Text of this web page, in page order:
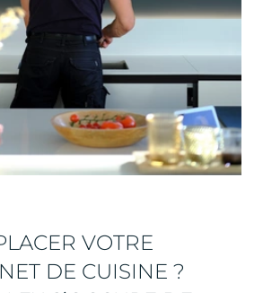
VOTRE
DE CUISINE ?